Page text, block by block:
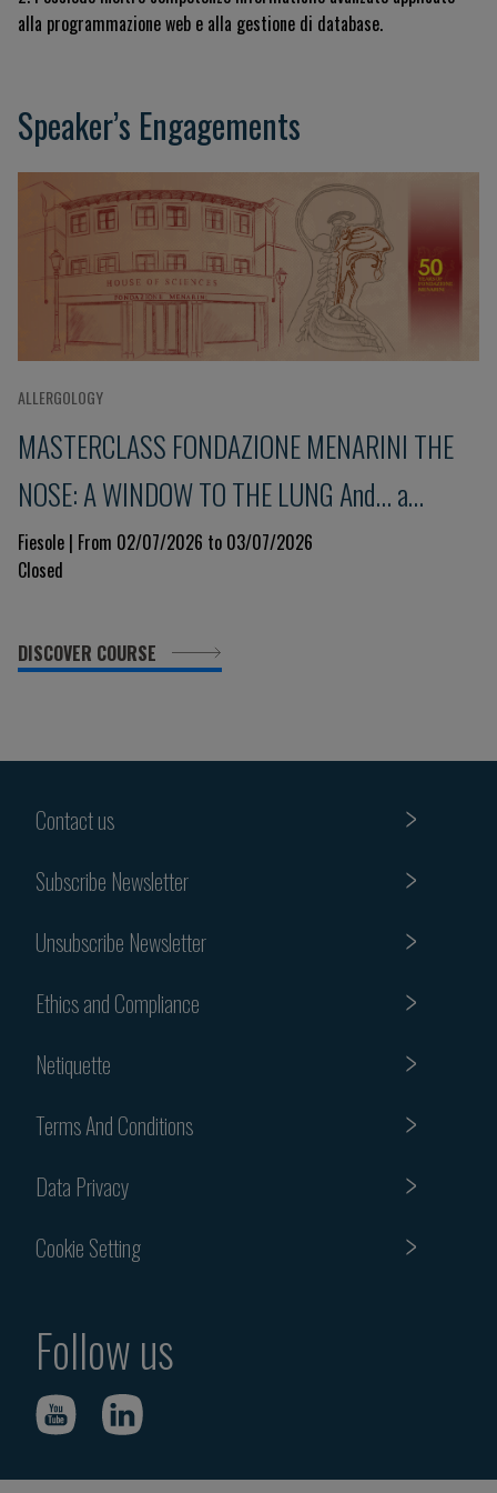
alla programmazione web e alla gestione di database.
Speaker’s Engagements
ALLERGOLOGY
MASTERCLASS FONDAZIONE MENARINI THE
NOSE: A WINDOW TO THE LUNG And... a
glimpse into the immune system 9th Edition
Fiesole | From 02/07/2026 to 03/07/2026
Closed
DISCOVER COURSE
Contact us
Subscribe Newsletter
Unsubscribe Newsletter
Ethics and Compliance
Netiquette
Terms And Conditions
Data Privacy
Cookie Setting
Follow us